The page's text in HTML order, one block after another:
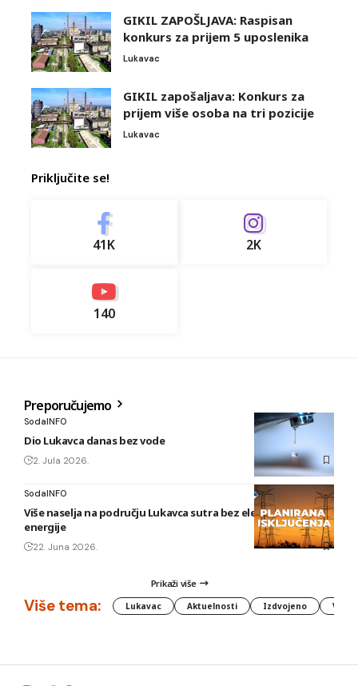
GIKIL ZAPOŠLJAVA: Raspisan
konkurs za prijem 5 uposlenika
Lukavac
GIKIL zapošaljava: Konkurs za
prijem više osoba na tri pozicije
Lukavac
Priključite se!
41K 2K
140
Preporučujemo
SodaINFO
Dio Lukavca danas bez vode
2. Jula 2026.
SodaINFO
Više naselja na području Lukavca sutra bez električne
energije
22. Juna 2026.
Prikaži više
Više tema: Lukavac Aktuelnosti Izdvojeno